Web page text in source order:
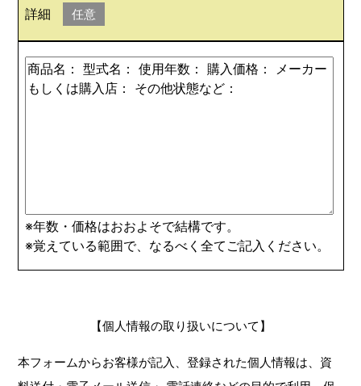
詳細 任意
※年数・価格はおおよそで結構です。
※覚えている範囲で、なるべく全てご記入ください。
【個人情報の取り扱いについて】
本フォームからお客様が記入、登録された個人情報は、資